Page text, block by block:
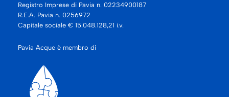
Registro Imprese di Pavia n. 02234900187
R.E.A. Pavia n. 0256972
Capitale sociale € 15.048.128,21 i.v.
Pavia Acque è membro di